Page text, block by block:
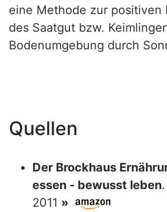
eine Methode zur positiven
des Saatgut bzw.
Bodenumgebung durch
Quellen
Der Brockhaus
essen - bewusst leben
2011 »